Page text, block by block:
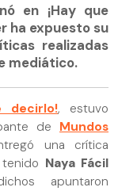
en ¡Hay que
ha expuesto su
realizadas
mediático.
decirlo!, estuvo
de Mundos
una crítica
Naya Fácil
apuntaron